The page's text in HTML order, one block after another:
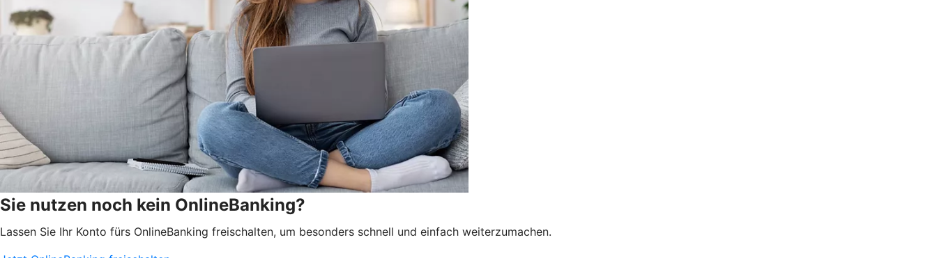
Sie nutzen noch kein OnlineBanking?
Lassen Sie Ihr Konto fürs OnlineBanking freischalten, um besonders schnell und einfach weiterzumachen.